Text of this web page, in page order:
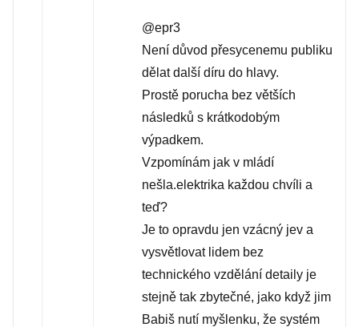
@epr3
Není důvod přesycenemu publiku
dělat další díru do hlavy.
Prostě porucha bez větších
následků s krátkodobým
výpadkem.
Vzpomínám jak v mládí
nešla.elektrika každou chvíli a
teď?
Je to opravdu jen vzácný jev a
vysvětlovat lidem bez
technického vzdělání detaily je
stejně tak zbytečné, jako když jim
Babiš nutí myšlenku, že systém